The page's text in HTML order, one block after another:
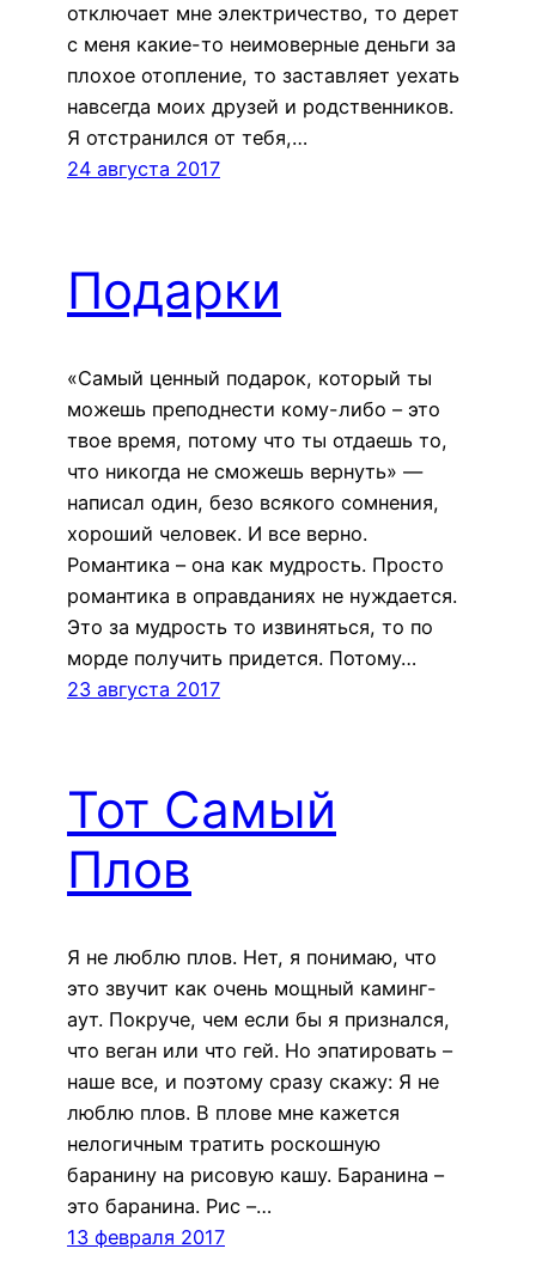
отключает мне электричество, то дерет
с меня какие-то неимоверные деньги за
плохое отопление, то заставляет уехать
навсегда моих друзей и родственников.
Я отстранился от тебя,…
24 августа 2017
Подарки
«Самый ценный подарок, который ты
можешь преподнести кому-либо – это
твое время, потому что ты отдаешь то,
что никогда не сможешь вернуть» —
написал один, безо всякого сомнения,
хороший человек. И все верно.
Романтика – она как мудрость. Просто
романтика в оправданиях не нуждается.
Это за мудрость то извиняться, то по
морде получить придется. Потому…
23 августа 2017
Тот Самый
Плов
Я не люблю плов. Нет, я понимаю, что
это звучит как очень мощный каминг-
аут. Покруче, чем если бы я признался,
что веган или что гей. Но эпатировать –
наше все, и поэтому сразу скажу: Я не
люблю плов. В плове мне кажется
нелогичным тратить роскошную
баранину на рисовую кашу. Баранина –
это баранина. Рис –…
13 февраля 2017